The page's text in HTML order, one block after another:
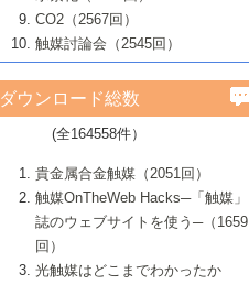
6号 イオニクス材料と燃料電池・電解合成
の最新の研究動向
B号 第117回触媒討論会（2016年・大阪府
立大学）
6号 ナノシート
B号 第115回触媒討論会（2015年・成蹊大
6号 ポリオキソメタレート
B号 第113回触媒討論会（2014年・ロワジ
ールホテル豊橋）
5号 バイオマス化成品製造のための固体触
6号 ナノ空間─吸着状態解析から新機能開拓
B号 第111回触媒討論会（2013年・関西大
5号 光触媒による物質変換反応の新展開
6号 グラフェン
7号 水素を利用する化成品合成の新潮流
5号 不活性結合の触媒的活性化による有機
合成
6号 新しい固体酸触媒技術
7号 ゼオライト合成における最近の進歩
4号 活性サイトおよびその環境の精密な設
計による触媒の高機能化
5号 触媒を有効に使うための技術
7号 有機分子触媒による精密有機合成
8号 高機能化ポリオレフィンに向けた重合
触媒の最近の進展
3号 環境浄化用光触媒の現状と課題
4号 水素社会の実現に向けた水素製造・貯
蔵技術の進歩
5号 CO2が関わる触媒・材料
7号 持続可能社会実現のための触媒および
触媒関連技術
そして未来
2号 第101回触媒討論会
4号 錯体を利用したユニークな表面構造の
構築と機能
5号 若手会員による触媒研究の未来展望1：
企業編
6号 第102回触媒討論会
7号 触媒・化学反応における計算化学の進
1号 含フッ素化合物の合成と触媒
2号 第99回触媒討論会
3号 実用的ファインケミカル合成プロセス
を実現する触媒
5号 こんな物質，あんな物質―新たな触媒
の可能性―
7号 『結晶の化学』を活かした触媒研究
▼48巻（2006年）
1号 固体酸触媒の最近の進歩
2号 第97回触媒討論会
3号 リビング重合触媒の最近の展開
5号 水素製造・貯蔵のための触媒技術の新
しい展開
6号 第98回触媒討論会
7号 基礎化学品製造の触媒技術
1号 最近の触媒担体とその効果
2号 第95回触媒討論会
4号 水分解用光触媒材料
5号 時間分解分光の進歩と応用
6号 第96回触媒討論会
▼46巻（2004年）
1号 部分酸化反応触媒の最前線
2号 第93回触媒討論会
3号 特殊エネルギー場の触媒反応
4号 生体内における金属の触媒作用
5号 ファインケミカルズの展開に寄与する
▼45巻（2003年）
1号 なぜこの触媒が良いのか？
2号 第91回触媒討論会
3号 最近の自動車排ガス処理技術
4号 触媒研究の現状と将来─第90回触媒討論
▼44巻（2002年）
1号 高次制御された触媒の化学
2号 第89回触媒討論会
3号 触媒を利用した電気化学の新展開
▼43巻（2001年）
1号 グリーンケミストリーと触媒
2号 第87回触媒討論会特集号
▼42巻（2000年）
1号 触媒反応工学の明日を拓く
▼41巻（1999年）
CO2（2567回）
触媒討論会（2545回）
ダウンロード総数
(全164558件）
貴金属合金触媒（2051回）
触媒OnTheWeb Hacks─「触媒」
誌のウェブサイトを使う─（1659
回）
光触媒はどこまでわかったか